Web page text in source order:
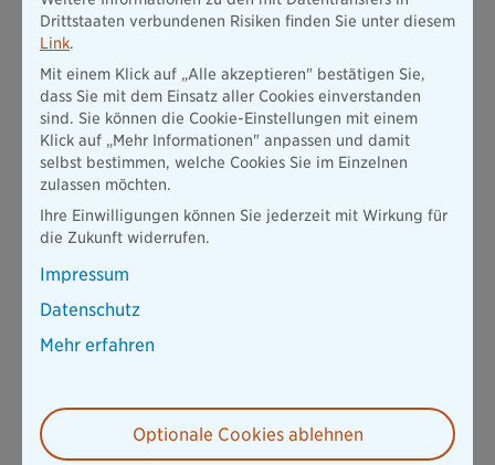
Experten-Tipp:
Sparen Sie bei der Hausratversicherung niemals an der
falschen Stelle – etwa bei der Werteinschätzung Ihres
Hausrats. Denn stellt sich im Schadensfalls heraus, dass
die Versicherungssumme zu niedrig angesetzt war,
bleiben Sie auf der Differenz sitzen.
Restschuldversicherung: Bis zum Schluss
versichert!
Familie basiert. Ist das auch bei Ihnen der Fall, sollten Sie
darüber nachdenken, für jede mitfinanzierende Person eine
entsprechende
Drittstaaten verbundenen Risiken finden Sie unter diesem
Link.
Mit einem Klick auf „Alle akzeptieren" bestätigen Sie,
dass Sie mit dem Einsatz aller Cookies einverstanden
sind. Sie können die Cookie-Einstellungen mit einem
Klick auf „Mehr Informationen" anpassen und damit
selbst bestimmen, welche Cookies Sie im Einzelnen
zulassen möchten.
Ihre Einwilligungen können Sie jederzeit mit Wirkung für
die Zukunft widerrufen.
Impressum
Datenschutz
Mehr erfahren
Optionale Cookies ablehnen